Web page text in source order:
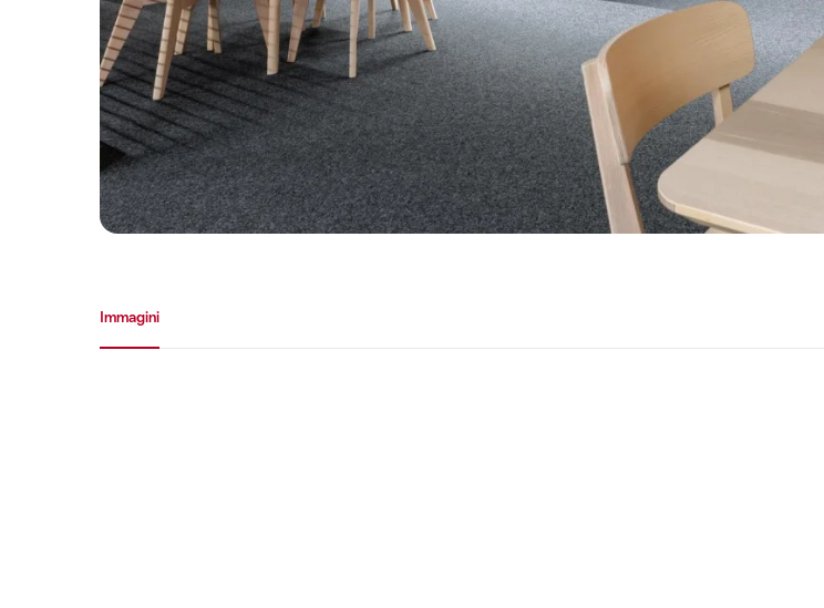
Immagini